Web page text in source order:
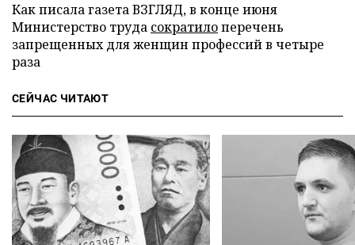
Как писала газета ВЗГЛЯД, в конце июня
Министерство труда сократилоперечень
запрещенных для женщин профессий в четыре
раза
СЕЙЧАС ЧИТАЮТ